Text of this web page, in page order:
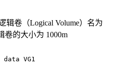
辑卷（Logical Volume）名为
卷的大小为 1000m
VG1